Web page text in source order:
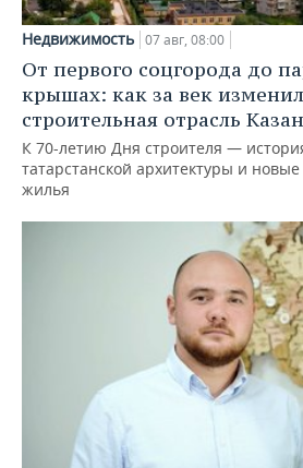
Недвижимость 07 авг, 08:00
От первого соцгорода до
крышах: как за век
строительная отрасль
К 70-летию Дня строителя —
татарстанской архитектуры и
жилья